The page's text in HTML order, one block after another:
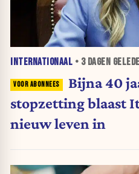
INTERNATIONAAL • 3 DAGEN
Bijna 40
stopzetting blaast
nieuw leven in